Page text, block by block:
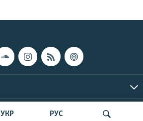
УКР РУС
© Qırım.Aqiqat, 2026 | All Rights Reserved.